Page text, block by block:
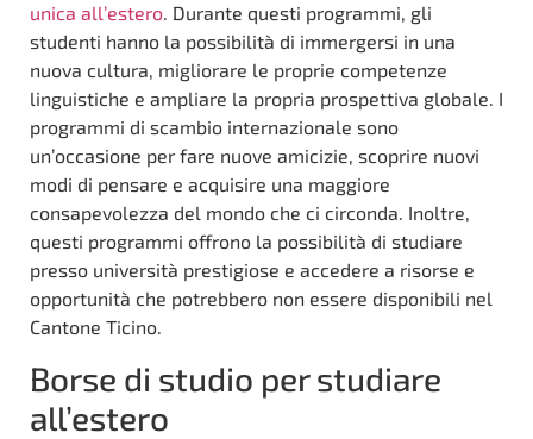
unica all’estero. Durante questi programmi, gli
studenti hanno la possibilità di immergersi in una
nuova cultura, migliorare le proprie competenze
linguistiche e ampliare la propria prospettiva globale. I
programmi di scambio internazionale sono
un’occasione per fare nuove amicizie, scoprire nuovi
modi di pensare e acquisire una maggiore
consapevolezza del mondo che ci circonda. Inoltre,
questi programmi offrono la possibilità di studiare
presso università prestigiose e accedere a risorse e
opportunità che potrebbero non essere disponibili nel
Cantone Ticino.
Borse di studio per studiare
all’estero